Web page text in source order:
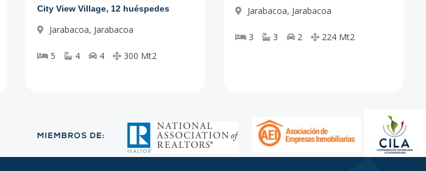
City View Village, 12 huéspedes
Jarabacoa, Jarabacoa
5 4 4 300 Mt2
Jarabacoa, Jarabacoa
3 3 2 224 Mt2